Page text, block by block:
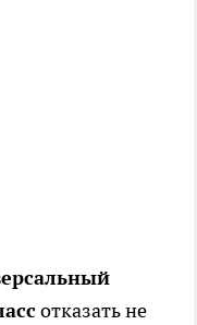
отказать не